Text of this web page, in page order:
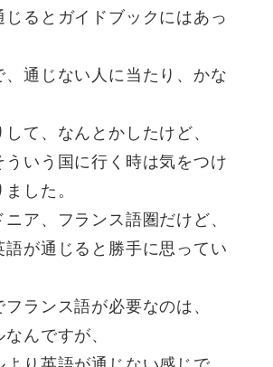
るとガイドブックにはあっ
、通じない人に当たり、かな
て、なんとかしたけど、
ういう国に行く時は気をつけ
した。
ア、フランス語圏だけど、
語が通じると勝手に思ってい
ランス語が必要なのは、
んですが、